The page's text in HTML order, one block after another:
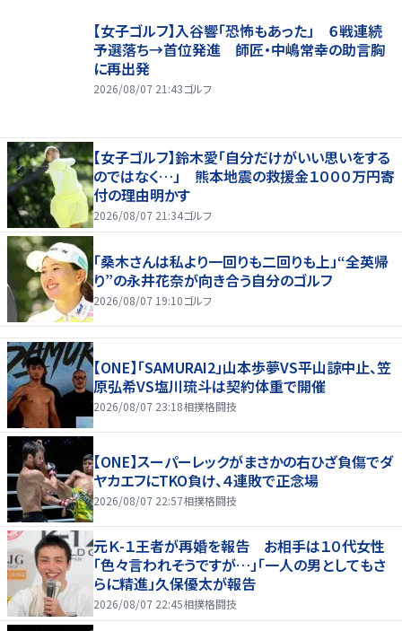
【女子ゴルフ】入谷響「恐怖もあった」 ６戦連続
予選落ち→首位発進 師匠・中嶋常幸の助言胸
に再出発
2026/08/07 21:43ゴルフ
【女子ゴルフ】鈴木愛「自分だけがいい思いをする
のではなく…」 熊本地震の救援金１０００万円寄
付の理由明かす
2026/08/07 21:34ゴルフ
「桑木さんは私より一回りも二回りも上」“全英帰
り”の永井花奈が向き合う自分のゴルフ
2026/08/07 19:10ゴルフ
【ONE】「SAMURAI2」山本歩夢VS平山諒中止、笠
原弘希VS塩川琉斗は契約体重で開催
2026/08/07 23:18相撲格闘技
【ONE】スーパーレックがまさかの右ひざ負傷でダ
ヤカエフにTKO負け、４連敗で正念場
2026/08/07 22:57相撲格闘技
元Ｋ-１王者が再婚を報告 お相手は１０代女性
「色々言われそうですが…」「一人の男としてもさ
らに精進」久保優太が報告
2026/08/07 22:45相撲格闘技